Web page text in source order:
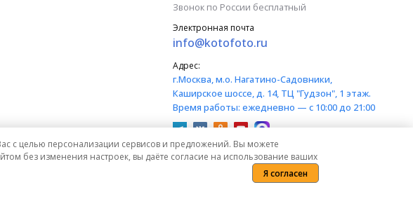
с целью персонализации сервисов и предложений. Вы можете
без изменения настроек, вы даёте согласие на использование ваших
Я согласен
Звонок по России бесплатный
Электронная почта
info@kotofoto.ru
Адрес:
г.Москва, м.о. Нагатино-Садовники,
Каширское шоссе, д. 14, ТЦ "Гудзон", 1 этаж.
Время работы: ежедневно — с 10:00 до 21:00